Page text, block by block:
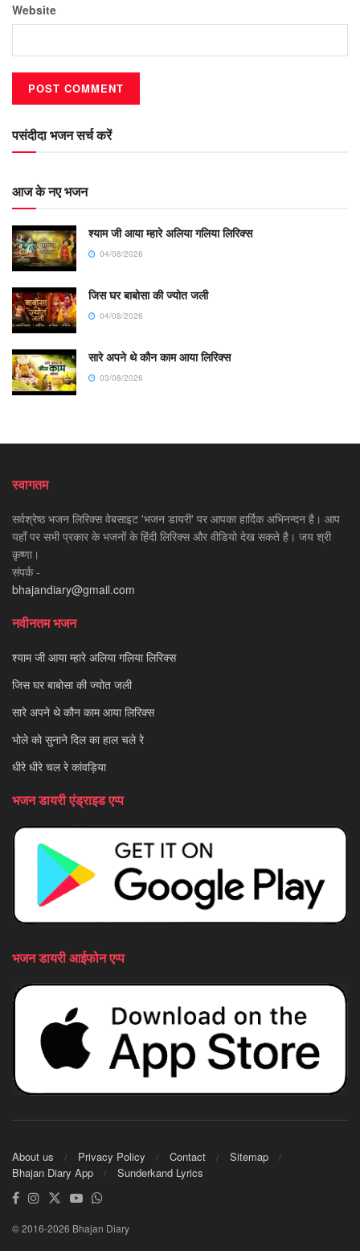
Website
पसंदीदा भजन सर्च करें
आज के नए भजन
श्याम जी आया म्हारे अलिया गलिया लिरिक्स
04/08/2026
जिस घर बाबोसा की ज्योत जली
04/08/2026
सारे अपने थे कौन काम आया लिरिक्स
03/08/2026
स्वागतम
सर्वश्रेष्ठ भजन लिरिक्स वेबसाइट 'भजन डायरी' पर आपका हार्दिक अभिनन्दन है। आप
यहाँ पर सभी प्रकार के भजनों के हिंदी लिरिक्स और वीडियो देख सकते है। जय श्री
कृष्णा।
संपर्क -
bhajandiary@gmail.com
नवीनतम भजन
श्याम जी आया म्हारे अलिया गलिया लिरिक्स
जिस घर बाबोसा की ज्योत जली
सारे अपने थे कौन काम आया लिरिक्स
भोले को सुनाने दिल का हाल चले रे
धीरे धीरे चल रे कांवड़िया
भजन डायरी एंड्राइड एप्प
भजन डायरी आईफोन एप्प
About us Privacy Policy Contact
Sitemap
Bhajan Diary App
Sunderkand Lyrics
© 2016-2026 Bhajan Diary